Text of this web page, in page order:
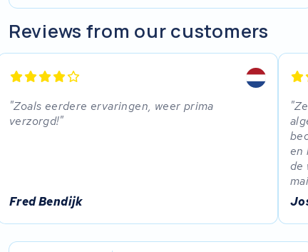
Reviews from our customers
Zoals eerdere ervaringen, weer prima
verzorgd!
Fred Bendijk
en
de